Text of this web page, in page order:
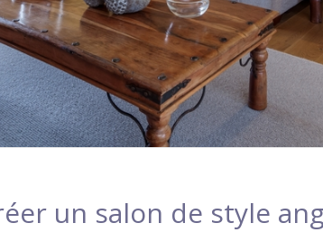
un salon de style